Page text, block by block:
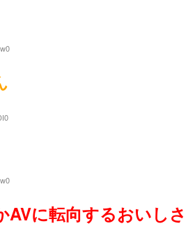
AVに転向するおいし